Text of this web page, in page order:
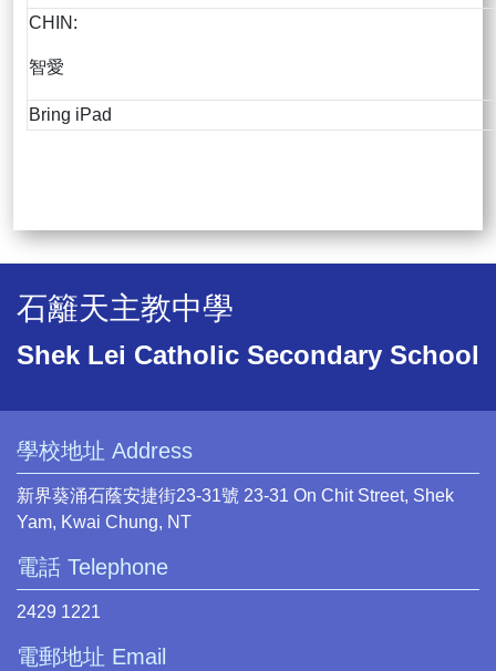
CHIN:
智愛
Bring iPad
石籬天主教中學
Shek Lei Catholic Secondary School
學校地址 Address
新界葵涌石蔭安捷街23-31號 23-31 On Chit Street, Shek
Yam, Kwai Chung, NT
電話 Telephone
2429 1221
電郵地址 Email